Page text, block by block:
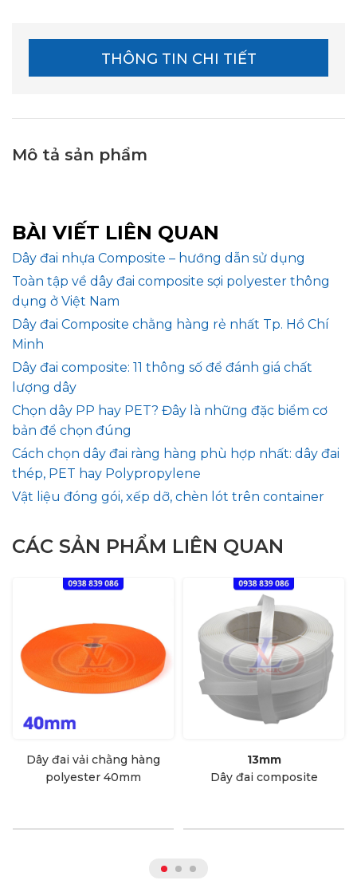
THÔNG TIN CHI TIẾT
Mô tả sản phẩm
BÀI VIẾT LIÊN QUAN
Dây đai nhựa Composite – hướng dẫn sử dụng
Toàn tập về dây đai composite sợi polyester thông
dụng ở Việt Nam
Dây đai Composite chằng hàng rẻ nhất Tp. Hồ Chí
Minh
Dây đai composite: 11 thông số để đánh giá chất
lượng dây
Chọn dây PP hay PET? Đây là những đặc biểm cơ
bản để chọn đúng
Cách chọn dây đai ràng hàng phù hợp nhất: dây đai
thép, PET hay Polypropylene
Vật liệu đóng gói, xếp dỡ, chèn lót trên container
CÁC SẢN PHẨM LIÊN QUAN
Dây đai vải chằng hàng
polyester 40mm
13mm
Dây đai composite